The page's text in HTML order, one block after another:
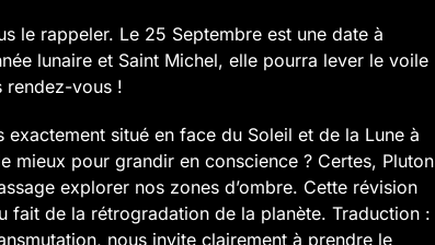
le rappeler. Le 25 Septembre est une date à
lunaire et Saint Michel, elle pourra lever le voile
rendez-vous !
exactement situé en face du Soleil et de la Lune à
mieux pour grandir en conscience ? Certes, Pluton
explorer nos zones d’ombre. Cette révision
fait de la rétrogradation de la planète. Traduction :
nous invite clairement à prendre le